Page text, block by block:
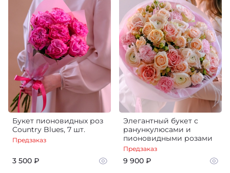
Букет пионовидных роз
Country Blues, 7 шт.
Предзаказ
3 500 ₽
Элегантный букет с
ранункулюсами и
пионовидными розами
Предзаказ
9 900 ₽